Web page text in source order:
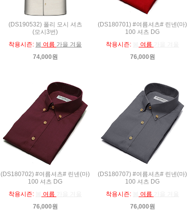
(DS190532) 폴리 모시 셔츠
(모시3번)
착용시즌: 봄 여름 가을 겨울
74,000원
(DS180701) #여름셔츠# 린넨(마)
100 셔츠 DG
착용시즌:
여름
76,000원
(DS180702) #여름셔츠# 린넨(마)
100 셔츠 DG
착용시즌:
여름
76,000원
(DS180707) #여름셔츠# 린넨(마)
100 셔츠 DG
착용시즌:
여름
76,000원